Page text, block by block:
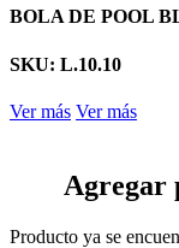
BOLA DE POOL
SKU: L.10.10
Ver más Ver más
Agregar
Producto ya se